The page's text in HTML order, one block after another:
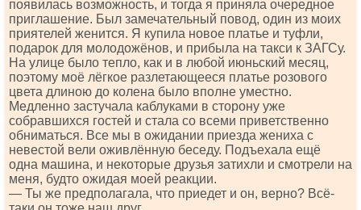
появилась возможность, и тогда я приняла очередное
приглашение. Был замечательный повод, один из моих
приятелей женится. Я купила новое платье и туфли,
подарок для молодожёнов, и прибыла на такси к ЗАГСу.
На улице было тепло, как и в любой июньский месяц,
поэтому моё лёгкое разлетающееся платье розового
цвета длиною до колена было вполне уместно.
Медленно застучала каблуками в сторону уже
собравшихся гостей и стала со всеми приветственно
обниматься. Все мы в ожидании приезда жениха с
невестой вели оживлённую беседу. Подъехала ещё
одна машина, и некоторые друзья затихли и смотрели на
меня, будто ожидая моей реакции.
— Ты же предполагала, что приедет и он, верно? Всё-